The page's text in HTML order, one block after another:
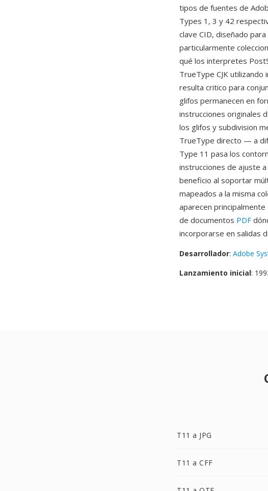
tipos de fuentes de
Types 1, 3 y 42
clave CID, diseñado
particularmente
qué los interpretes
TrueType CJK utilizando
resulta critico para
glifos permanecen en
instrucciones originales
los glifos y subdivision
TrueType directo — a
Type 11 pasa los
instrucciones de ajuste
beneficio al soportar
mapeados a la misma
aparecen
de documentos PDF
incorporarse en salidas
Desarrollador: Adobe
Lanzamiento inicial:
T11 a JPG
T11 a CFF